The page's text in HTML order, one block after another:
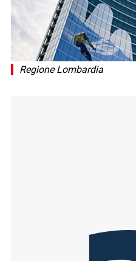
Regione Lombardia